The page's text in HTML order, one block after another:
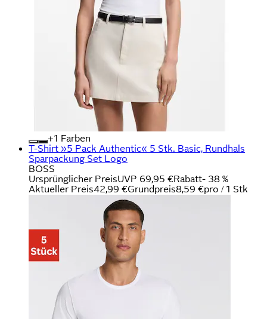
+
Farben
T-Shirt »5 Pack Authentic« 5 Stk. Basic, Rundhals
Sparpackung Set Logo
BOSS
Ursprünglicher PreisUVP 69,95 €Rabatt- 38 %
Aktueller Preis42,99 €Grundpreis8,59 €pro / 1 Stk